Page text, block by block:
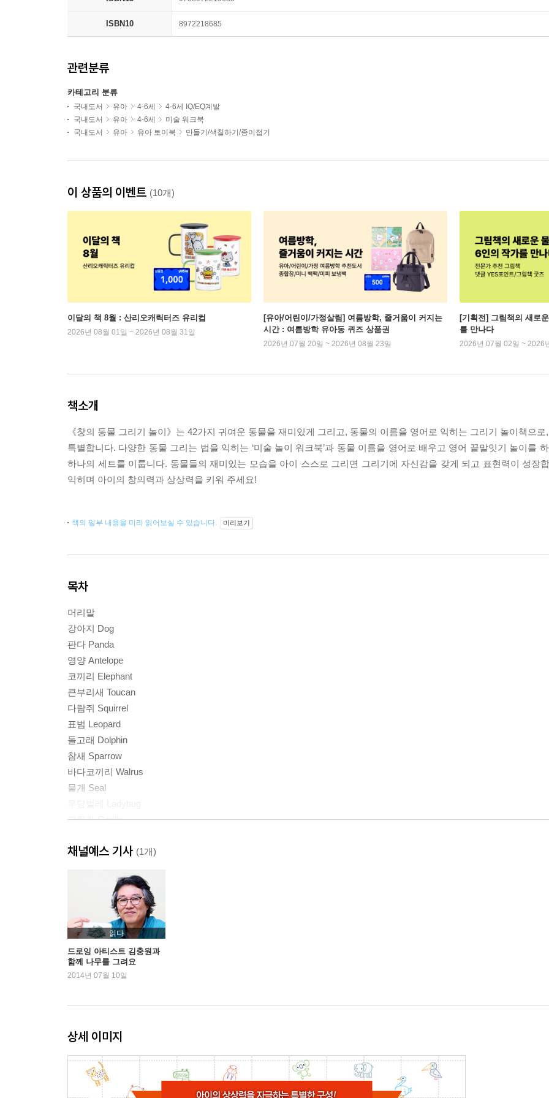
ISBN10 8972218685
관련분류
카테고리 분류
국내도서 유아 4-6세
4-6세 IQ/EQ계발
국내도서
유아 4-6세
미술 워크북
국내도서
유아 유아 토이북 만들기/색칠하기/종이접기
이 상품의 이벤트 (10개)
이달의 책 8월 : 산리오캐릭터즈 유리컵
2026년 08월 01일 ~ 2026년 08월 31일
[유아/어린이/가정살림] 여름방학, 줄거움이 커지는
시간 : 여름방학 유아동 퀴즈 상품권
2026년 07월 20일 ~ 2026년 08월 23일
[기획전] 그림책의 새로
를 만나다
2026년 07월 02일 ~ 2026
책소개
《창의 동물 그리기 놀이》는 42가지 귀여운 동물을 재미있게 그리고, 동물의 이름을 영어로 익히는 그리기 놀이책으
특별합니다. 다양한 동물 그리는 법을 익히는 ‘미술 놀이 워크북’과 동물 이름을 영어로 배우고 영어 끝말잇기 놀이를 하
하나의 세트를 이룹니다. 동물들의 재미있는 모습을 아이 스스로 그리면 그리기에 자신감을 갖게 되고 표현력이 성장
익히며 아이의 창의력과 상상력을 키워 주세요!
책의 일부 내용을 미리 읽어보실 수 있습니다. 미리보기
목차
머리말
강아지 Dog
판다 Panda
영양 Antelope
코끼리 Elephant
큰부리새 Toucan
다람쥐 Squirrel
표범 Leopard
돌고래 Dolphin
참새 Sparrow
바다코끼리 Walrus
물개 Seal
고릴라 Gorilla
너구리 Racoon
코알라 Koala
아르마딜로 Armadillo
타조 Ostrich
하마 Hippo
올빼미 Owl
양 Lamb
고양이 Cat
두꺼비 Toad
잠자리 Dragonfly
야크 Yak
채널예스 기사 (1개)
읽다
드로잉 아티스트 김충원과
함께 나무를 그려요
2014년 07월 10일
상세 이미지